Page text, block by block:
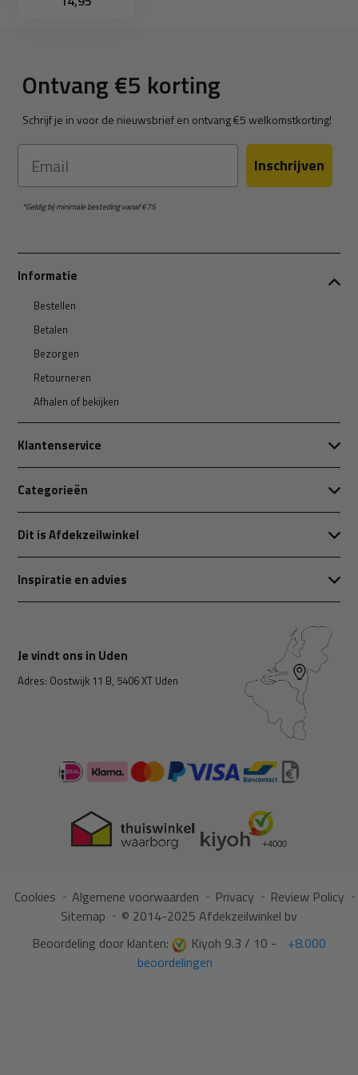
Ontvang €5 korting
Schrijf je in voor de nieuwsbrief en ontvang €5 welkomstkorting!
Email Inschrijven
*Geldig bij minimale besteding vanaf €75
Informatie
Bestellen
Betalen
Bezorgen
Retourneren
Afhalen of bekijken
Klantenservice
Categorieën
Dit is Afdekzeilwinkel
Inspiratie en advies
Je vindt ons in Uden
Adres: Oostwijk 11 B, 5406 XT Uden
Cookies Algemene voorwaarden Privacy
Review Policy
Sitemap
© 2014-2025 Afdekzeilwinkel bv
Beoordeling door klanten:
Kiyoh 9.3 / 10 -
+8.000
beoordelingen